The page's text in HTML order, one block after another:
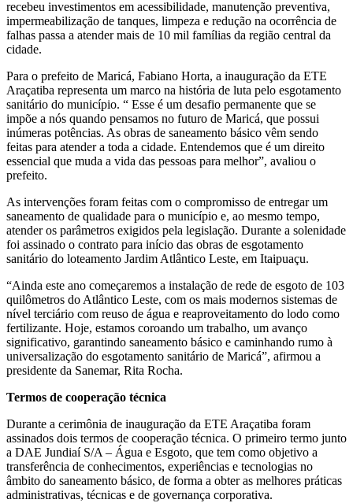
recebeu investimentos em acessibilidade, manutenção preventiva,
impermeabilização de tanques, limpeza e redução na ocorrência de
falhas passa a atender mais de 10 mil famílias da região central da
cidade.
Para o prefeito de Maricá, Fabiano Horta, a inauguração da ETE
Araçatiba representa um marco na história de luta pelo esgotamento
sanitário do município. “ Esse é um desafio permanente que se
impõe a nós quando pensamos no futuro de Maricá, que possui
inúmeras potências. As obras de saneamento básico vêm sendo
feitas para atender a toda a cidade. Entendemos que é um direito
essencial que muda a vida das pessoas para melhor”, avaliou o
prefeito.
As intervenções foram feitas com o compromisso de entregar um
saneamento de qualidade para o município e, ao mesmo tempo,
atender os parâmetros exigidos pela legislação. Durante a solenidade
foi assinado o contrato para início das obras de esgotamento
sanitário do loteamento Jardim Atlântico Leste, em Itaipuaçu.
“Ainda este ano começaremos a instalação de rede de esgoto de 103
quilômetros do Atlântico Leste, com os mais modernos sistemas de
nível terciário com reuso de água e reaproveitamento do lodo como
fertilizante. Hoje, estamos coroando um trabalho, um avanço
significativo, garantindo saneamento básico e caminhando rumo à
universalização do esgotamento sanitário de Maricá”, afirmou a
presidente da Sanemar, Rita Rocha.
Termos de cooperação técnica
Durante a cerimônia de inauguração da ETE Araçatiba foram
assinados dois termos de cooperação técnica. O primeiro termo junto
a DAE Jundiaí S/A – Água e Esgoto, que tem como objetivo a
transferência de conhecimentos, experiências e tecnologias no
âmbito do saneamento básico, de forma a obter as melhores práticas
administrativas, técnicas e de governança corporativa.